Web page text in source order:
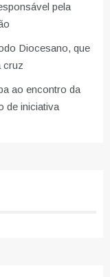
pela
Diocesano, que
cruz
ao encontro da
de iniciativa